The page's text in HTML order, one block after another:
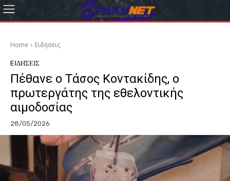
Home Eιδησεις
EΙΔΗΣΕΙΣ
Πέθανε ο Τάσος Κοντακίδης, ο
πρωτεργάτης της εθελοντικής
αιμοδοσίας
28/05/2026